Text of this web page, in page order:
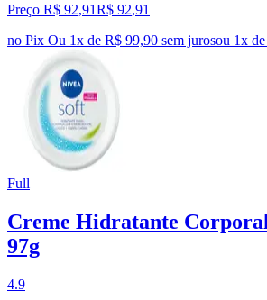
Preço R$ 92,91R$ 92,91
no Pix Ou 1x de R$ 99,90 sem jurosou 1x de
Full
Creme Hidratante
97g
4.9